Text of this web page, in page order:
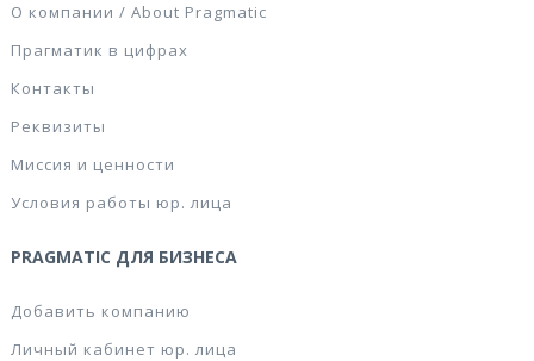
О компании / About Pragmatic
Прагматик в цифрах
Контакты
Реквизиты
Миссия и ценности
Условия работы юр. лица
PRAGMATIC ДЛЯ БИЗНЕСА
Добавить компанию
Личный кабинет юр. лица